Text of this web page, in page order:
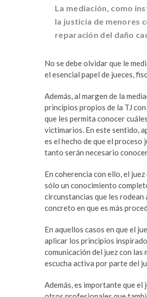
La mediación, como
la justicia de menores
reparación del daño
No se debe olvidar que le
el esencial papel de jueces,
Además, al margen de la
principios propios de la TJ
que les permita conocer
victimarios. En este sentido,
es el hecho de que el
tanto serán necesario
En coherencia con ello, el
sólo un conocimiento
circunstancias que les
concreto en que es más
En aquellos casos en que el
aplicar los principios
comunicación del juez con las
escucha activa por parte del
Además, es importante que